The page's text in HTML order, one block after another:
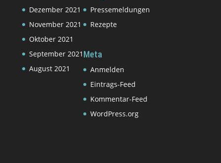
Dezember 2021
November 2021
Oktober 2021
September 2021
August 2021
Pressemeldungen
Rezepte
Meta
Anmelden
Eintrags-Feed
Kommentar-Feed
WordPress.org